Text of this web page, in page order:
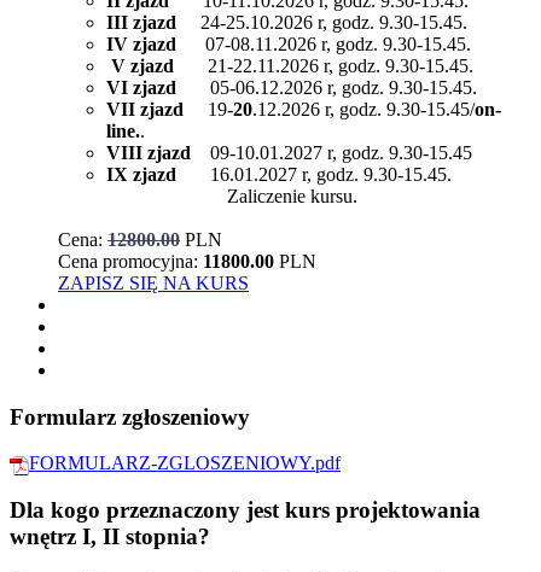
III zjazd 24-25.10.2026 r, godz. 9.30-15.45.
IV zjazd 07-08.11.2026 r, godz. 9.30-15.45.
V zjazd 21-22.11.2026 r, godz. 9.30-15.45.
VI zjazd 05-06.12.2026 r, godz. 9.30-15.45.
VII zjazd 19-20.12.2026 r, godz. 9.30-15.45/on-
line..
VIII zjazd 09-10.01.2027 r, godz. 9.30-15.45
IX zjazd 16.01.2027 r, godz. 9.30-15.45.
Zaliczenie kursu.
Cena: 12800.00 PLN
Cena promocyjna: 11800.00 PLN
ZAPISZ SIĘ NA KURS
Formularz zgłoszeniowy
FORMULARZ-ZGLOSZENIOWY.pdf
Dla kogo przeznaczony jest kurs projektowania
wnętrz I, II stopnia?